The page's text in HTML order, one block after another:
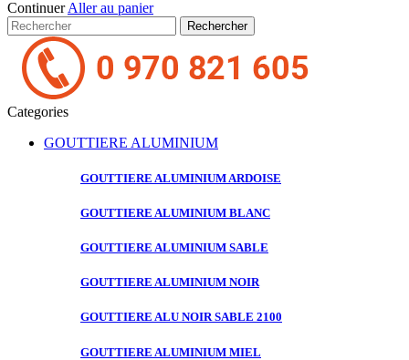
ContinuerAller au panier
Rechercher
Categories
GOUTTIERE ALUMINIUM
GOUTTIERE ALUMINIUM ARDOISE
GOUTTIERE ALUMINIUM BLANC
GOUTTIERE ALUMINIUM SABLE
GOUTTIERE ALUMINIUM NOIR
GOUTTIERE ALU NOIR SABLE 2100
GOUTTIERE ALUMINIUM MIEL